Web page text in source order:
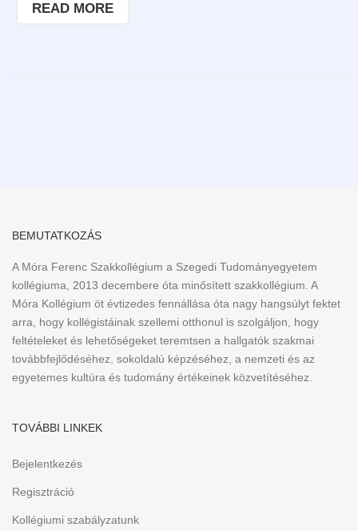
READ MORE
BEMUTATKOZÁS
A Móra Ferenc Szakkollégium a Szegedi Tudományegyetem
kollégiuma, 2013 decembere óta minősített szakkollégium. A
Móra Kollégium öt évtizedes fennállása óta nagy hangsúlyt fektet
arra, hogy kollégistáinak szellemi otthonul is szolgáljon, hogy
feltételeket és lehetőségeket teremtsen a hallgatók szakmai
továbbfejlődéséhez, sokoldalú képzéséhez, a nemzeti és az
egyetemes kultúra és tudomány értékeinek közvetítéséhez.
TOVÁBBI LINKEK
Bejelentkezés
Regisztráció
Kollégiumi szabályzatunk